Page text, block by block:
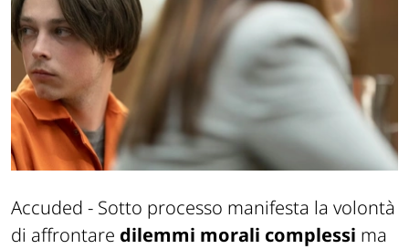
Accuded - Sotto processo manifesta la volontà
di affrontare dilemmi morali complessi ma